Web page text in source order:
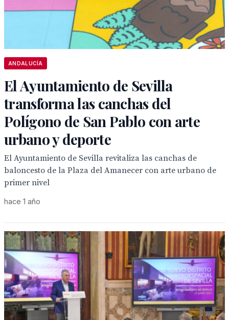
ANDALUCÍA
El Ayuntamiento de Sevilla
transforma las canchas del
Polígono de San Pablo con arte
urbano y deporte
El Ayuntamiento de Sevilla revitaliza las canchas de
baloncesto de la Plaza del Amanecer con arte urbano de
primer nivel
hace 1 año